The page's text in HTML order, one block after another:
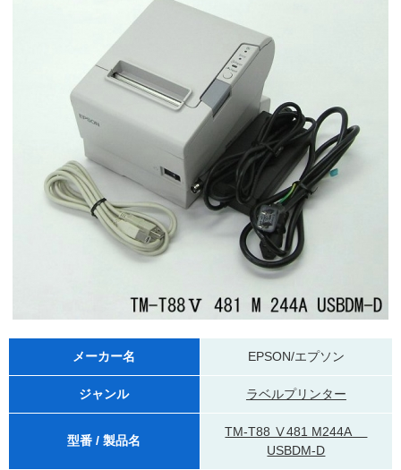
メーカー名 EPSON/エプソン
ジャンル ラベルプリンター
型番 / 製品名
TM-T88 Ⅴ481 M244A
USBDM-D